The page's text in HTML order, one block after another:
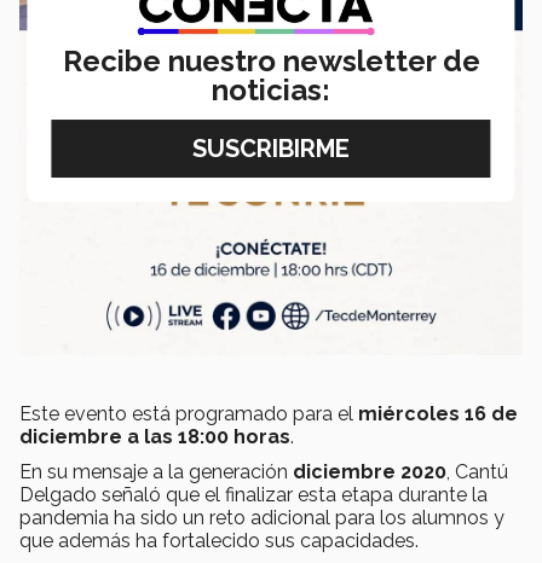
Este evento está programado para el miércoles 16 de
diciembre a las 18:00 horas.
En su mensaje a la generación diciembre 2020, Cantú
Delgado señaló que el finalizar esta etapa durante la
pandemia ha sido un reto adicional para los alumnos y
que además ha fortalecido sus capacidades.
Recibe nuestro newsletter de
noticias: